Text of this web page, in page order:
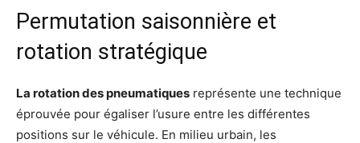
Permutation saisonnière et
rotation stratégique
La rotation des pneumatiques représente une technique
éprouvée pour égaliser l’usure entre les différentes
positions sur le véhicule. En milieu urbain, les